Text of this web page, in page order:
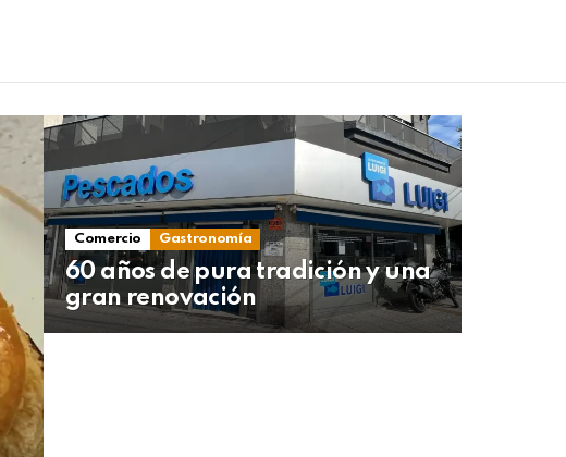
Comercio Gastronomía
60 años de pura tradición y una
gran renovación